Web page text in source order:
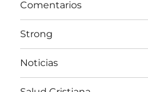
Comentarios
Strong
Noticias